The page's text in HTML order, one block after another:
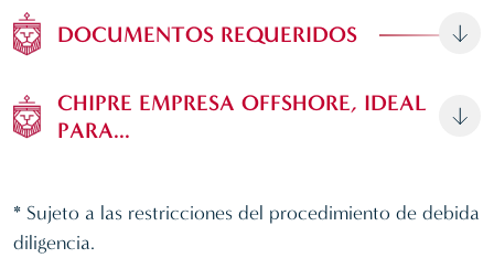
DOCUMENTOS REQUERIDOS
CHIPRE EMPRESA OFFSHORE, IDEAL
PARA...
* Sujeto a las restricciones del procedimiento de debida
diligencia.